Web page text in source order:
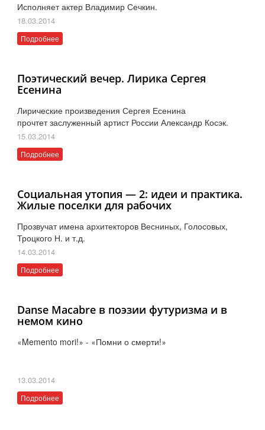
Исполняет актер Владимир Сечкин.
18.03.2014
Подробнее
Поэтический вечер. Лирика Сергея
Есенина
Лирические произведения Сергея Есенина
прочтет заслуженный артист России Александр Косэк.
15.03.2014
Подробнее
Социальная утопия — 2: идеи и практика.
Жилые поселки для рабочих
Прозвучат имена архитекторов Весниных, Голосовых,
Троцкого Н. и т.д.
14.03.2014
Подробнее
Danse Macabre в поэзии футуризма и в
немом кино
«Memento mori!» - «Помни о смерти!»
13.03.2014
Подробнее